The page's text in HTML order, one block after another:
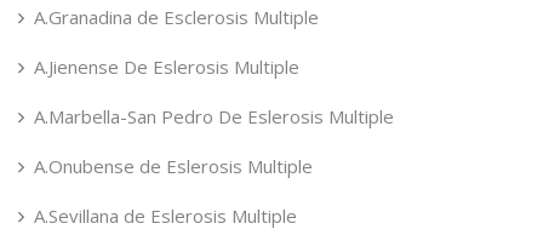
A.Granadina de Esclerosis Multiple
A.Jienense De Eslerosis Multiple
A.Marbella-San Pedro De Eslerosis Multiple
A.Onubense de Eslerosis Multiple
A.Sevillana de Eslerosis Multiple